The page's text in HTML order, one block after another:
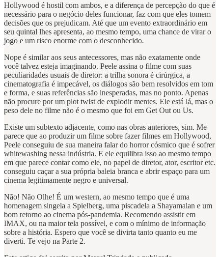
Hollywood é hostil com ambos, e a diferença de percepção do que é
necessário para o negócio deles funcionar, faz com que eles tomem
decisões que os prejudicam. Até que um evento extraordinário em
seu quintal lhes apresenta, ao mesmo tempo, uma chance de virar o
jogo e um risco enorme com o desconhecido.
Nope é similar aos seus antecessores, mas não exatamente onde
você talvez esteja imaginando. Peele assina o filme com suas
peculiaridades usuais de diretor: a trilha sonora é cirúrgica, a
cinematografia é impecável, os diálogos são bem resolvidos em tom
e forma, e suas referências são inesperadas, mas no ponto. Apenas
não procure por um plot twist de explodir mentes. Ele está lá, mas o
peso dele no filme não é o mesmo que foi em Get Out ou Us.
Existe um subtexto adjacente, como nas obras anteriores, sim. Me
parece que ao produzir um filme sobre fazer filmes em Hollywood,
Peele conseguiu de sua maneira falar do horror cósmico que é sofrer
whitewashing nessa indústria. E ele equilibra isso ao mesmo tempo
em que parece contar como ele, no papel de diretor, ator, escritor etc.
conseguiu caçar a sua própria baleia branca e abrir espaço para um
cinema legitimamente negro e universal.
Não! Não Olhe! É um western, ao mesmo tempo que é uma
homenagem singela a Spielberg, uma piscadela a Shayamalan e um
bom retorno ao cinema pós-pandemia. Recomendo assistir em
IMAX, ou na maior tela possível, e com o mínimo de informação
sobre a história. Espero que você se divirta tanto quanto eu me
diverti. Te vejo na Parte 2.